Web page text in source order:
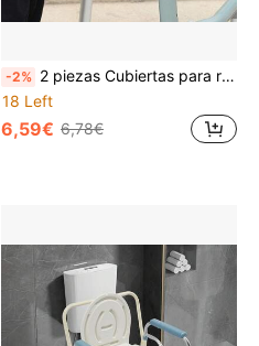
-2% 2 piezas Cubiertas para reposabrazos de andador, Cubiertas para reposabrazos de silla de ruedas, Almohadillas ergonómicas para brazos de andador para comodidad y soporte
18 Left
6,59€ 6,78€